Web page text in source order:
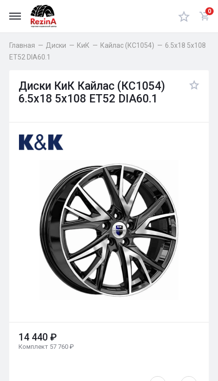
0
Главная — Диски — КиК — Кайлас (КС1054) — 6.5x18 5x108
ET52 DIA60.1
Диски КиК Кайлас (КС1054)
6.5x18 5x108 ET52 DIA60.1
14 440 ₽
Комплект 57 760 ₽